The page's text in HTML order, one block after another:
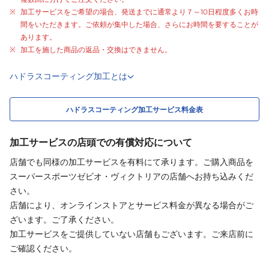
加工サービスをご希望の場合、発送までに通常より ７～10日程度多くお時
間をいただきます。ご依頼が集中した場合、さらにお時間を要することが
あります。
加工を施した商品の返品・交換はできません。
ハドラスコーティング加工とは
ハドラスコーティング加工サービス料金表
加工サービスの店頭での有償対応について
店舗でも同様の加工サービスを有料にて承ります。ご購入商品を
スーパースポーツゼビオ・ヴィクトリアの店舗へお持ち込みくだ
さい。
店舗により、オンラインストアとサービス料金が異なる場合がご
ざいます。ご了承ください。
加工サービスをご提供していない店舗もございます。ご来店前に
ご確認ください。